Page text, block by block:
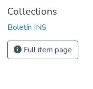
Collections
Boletín INS
Full item page